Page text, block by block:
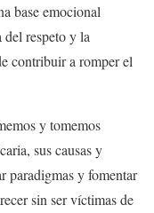
base emocional
respeto y la
contribuir a romper el
y tomemos
sus causas y
paradigmas y fomentar
sin ser víctimas de